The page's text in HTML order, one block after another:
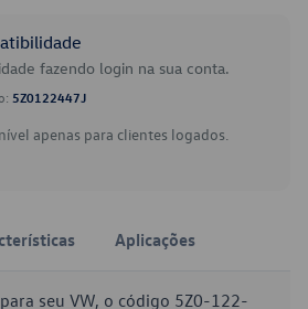
fazendo login na sua conta.
5Z0122447J
apenas para clientes logados.
Aplicações
seu VW, o código 5Z0-122-